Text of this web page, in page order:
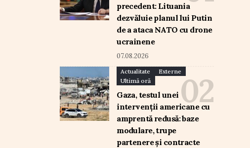
precedent: Lituania
dezvăluie planul lui Putin
de a ataca NATO cu drone
ucrainene
07.08.2026
Actualitate
Externe
Ultimă oră
Gaza, testul unei
intervenții americane cu
amprentă redusă: baze
modulare, trupe
partenere și contracte